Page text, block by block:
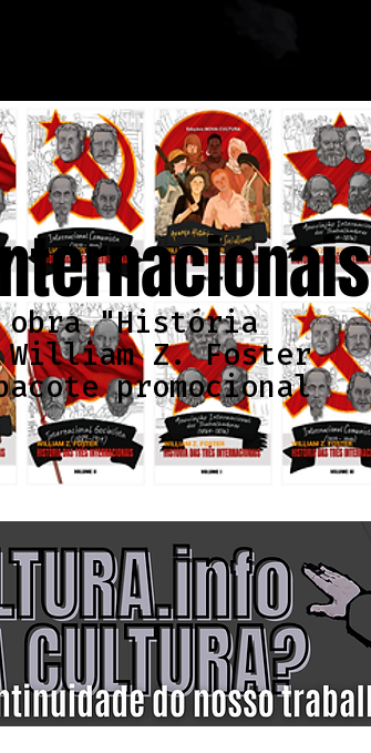
obra "História
Z. Foster
promocional